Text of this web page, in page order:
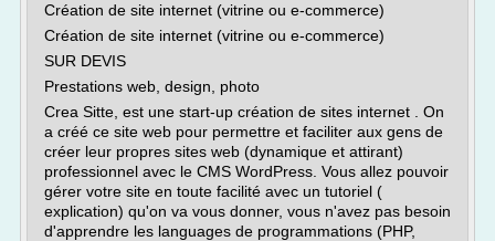
Création de site internet (vitrine ou e-commerce)
Création de site internet (vitrine ou e-commerce)
SUR DEVIS
Prestations web, design, photo
Crea Sitte, est une start-up création de sites internet . On
a créé ce site web pour permettre et faciliter aux gens de
créer leur propres sites web (dynamique et attirant)
professionnel avec le CMS WordPress. Vous allez pouvoir
gérer votre site en toute facilité avec un tutoriel (
explication) qu'on va vous donner, vous n'avez pas besoin
d'apprendre les languages de programmations (PHP,